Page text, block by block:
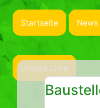
Startseite News
Unsere Liste